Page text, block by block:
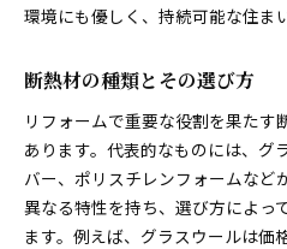
環境にも優しく、持続可能な住ま
断熱材の種類とその選び方
リフォームで重要な役割を果たす
あります。代表的なものには、グ
バー、ポリスチレンフォームなど
異なる特性を持ち、選び方によっ
ます。例えば、グラスウールは価